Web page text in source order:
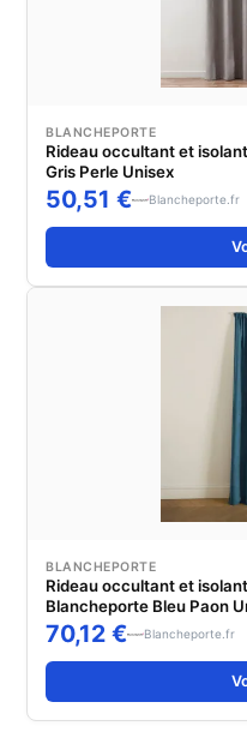
BLANCHEPORTE
Rideau occultant et
Gris Perle Unisex
50,51 € Blancheporte.fr
BLANCHEPORTE
Rideau occultant et
Blancheporte Bleu Paon
70,12 € Blancheporte.fr